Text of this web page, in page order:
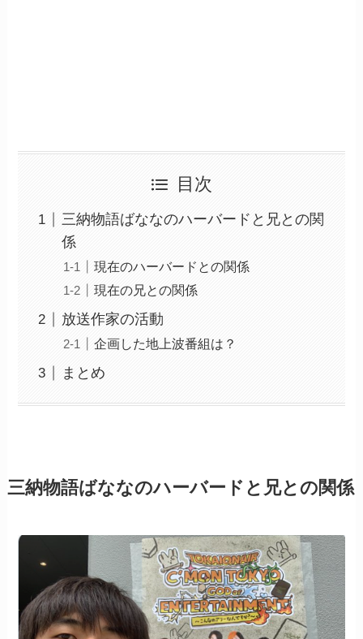
目次
三納物語ばななのハーバードと兄との関
係
現在のハーバードとの関係
現在の兄との関係
放送作家の活動
企画した地上波番組は？
まとめ
三納物語ばななのハーバードと兄との関係